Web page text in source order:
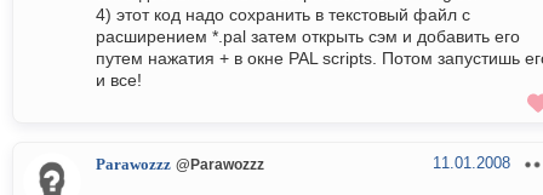
4) этот код надо сохранить в текстовый файл с
расширением *.pal затем открыть сэм и добавить его
путем нажатия + в окне PAL scripts. Потом запустишь
и все!
Parawozzz @Parawozzz 11.01.2008